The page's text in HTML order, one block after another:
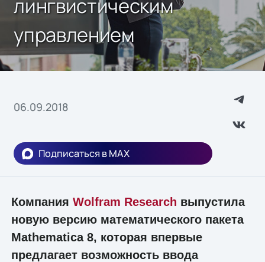
лингвистическим
управлением
06.09.2018
Подписаться в MAX
Компания Wolfram Research выпустила
новую версию математического пакета
Mathematica 8, которая впервые
предлагает возможность ввода